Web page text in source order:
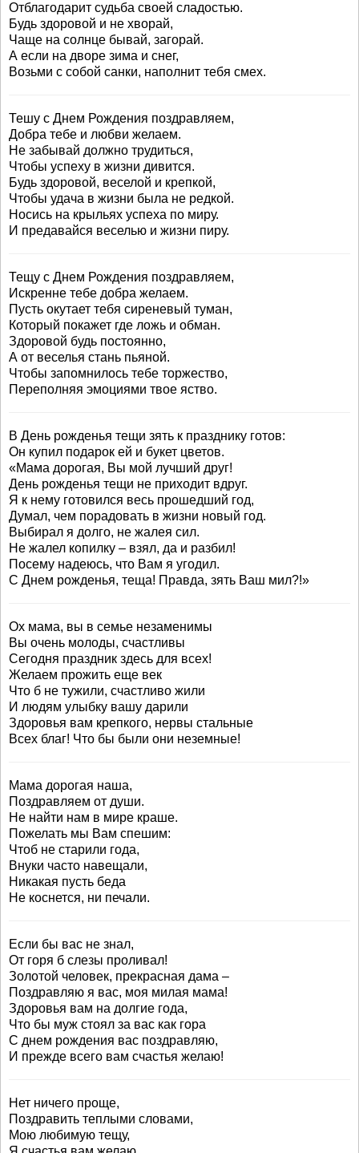
Отблагодарит судьба своей сладостью.
Будь здоровой и не хворай,
Чаще на солнце бывай, загорай.
А если на дворе зима и снег,
Возьми с собой санки, наполнит тебя смех.
Тешу с Днем Рождения поздравляем,
Добра тебе и любви желаем.
Не забывай должно трудиться,
Чтобы успеху в жизни дивится.
Будь здоровой, веселой и крепкой,
Чтобы удача в жизни была не редкой.
Носись на крыльях успеха по миру.
И предавайся веселью и жизни пиру.
Тещу с Днем Рождения поздравляем,
Искренне тебе добра желаем.
Пусть окутает тебя сиреневый туман,
Который покажет где ложь и обман.
Здоровой будь постоянно,
А от веселья стань пьяной.
Чтобы запомнилось тебе торжество,
Переполняя эмоциями твое яство.
В День рожденья тещи зять к празднику готов:
Он купил подарок ей и букет цветов.
«Мама дорогая, Вы мой лучший друг!
День рожденья тещи не приходит вдруг.
Я к нему готовился весь прошедший год,
Думал, чем порадовать в жизни новый год.
Выбирал я долго, не жалея сил.
Не жалел копилку – взял, да и разбил!
Посему надеюсь, что Вам я угодил.
С Днем рожденья, теща! Правда, зять Ваш мил?!»
Ох мама, вы в семье незаменимы
Вы очень молоды, счастливы
Сегодня праздник здесь для всех!
Желаем прожить еще век
Что б не тужили, счастливо жили
И людям улыбку вашу дарили
Здоровья вам крепкого, нервы стальные
Всех благ! Что бы были они неземные!
Мама дорогая наша,
Поздравляем от души.
Не найти нам в мире краше.
Пожелать мы Вам спешим:
Чтоб не старили года,
Внуки часто навещали,
Никакая пусть беда
Не коснется, ни печали.
Если бы вас не знал,
От горя б слезы проливал!
Золотой человек, прекрасная дама –
Поздравляю я вас, моя милая мама!
Здоровья вам на долгие года,
Что бы муж стоял за вас как гора
С днем рождения вас поздравляю,
И прежде всего вам счастья желаю!
Нет ничего проще,
Поздравить теплыми словами,
Мою любимую тещу,